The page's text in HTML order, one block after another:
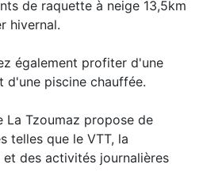
de raquette à neige 13,5km
hivernal.
également profiter d'une
d'une piscine chauffée.
La Tzoumaz propose de
telles que le VTT, la
des activités journalières